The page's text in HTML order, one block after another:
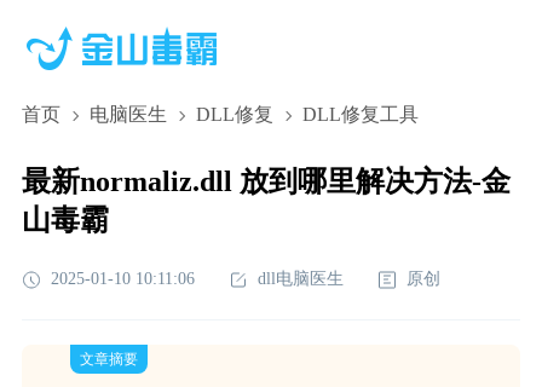
首页 电脑医生 DLL修复 DLL修复工具
最新normaliz.dll 放到哪里解决方法-金
山毒霸
2025-01-10 10:11:06 dll电脑医生 原创
文章摘要